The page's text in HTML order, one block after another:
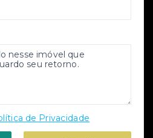
de Privacidade